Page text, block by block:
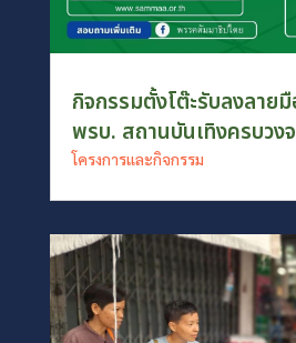
กิจกรรมตั้งโต๊ะรับลงลาย
พรบ. สถานบันเทิงครบวง
โครงการและกิจกรรม